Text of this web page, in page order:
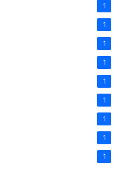
1
1
1
1
1
1
1
1
1